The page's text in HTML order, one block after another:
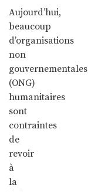
Aujourd’hui,
beaucoup
d’organisations
non
gouvernementales
(ONG)
humanitaires
sont
contraintes
de
revoir
à
la